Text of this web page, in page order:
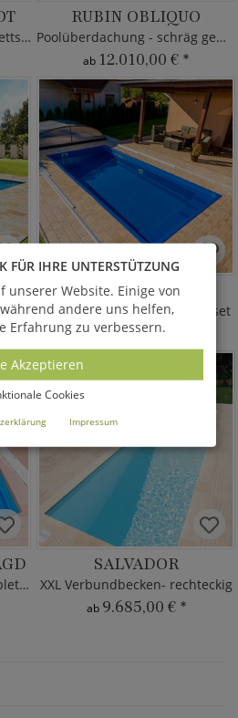
Ovaler Garten Pool - Komplettset
RUBIN OBLIQUO
Poolüberdachung - schräg gewölbt
ab 12.010,00 € *
NAMIBIA PEARL
Schwimmbecken - Komplettset
ab 10.820,00 €
Viereckiger GFK Pool - Komplettset
SALVADOR
XXL Verbundbecken- rechteckig
ab 9.685,00 € *
FÜR IHRE UNTERSTÜTZUNG
unserer Website. Einige von
andere uns helfen,
Erfahrung zu verbessern.
Akzeptieren
Cookies
Impressum